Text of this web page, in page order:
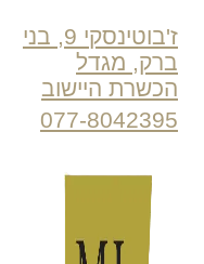
ז'בוטינסקי 9, בני
ברק, מגדל
הכשרת היישוב
077-8042395